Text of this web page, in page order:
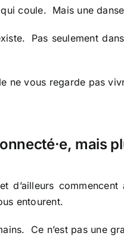
coule. Mais une
Pas seulement
ne vous regarde pas
mais
d’ailleurs
entourent.
Ce n’est pas une